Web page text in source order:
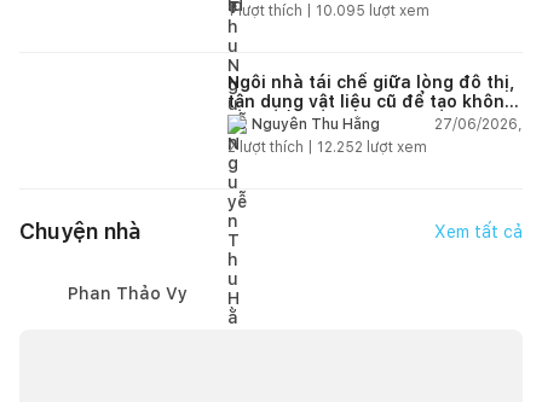
1lượt thích | 10.095 lượt xem
Ngôi nhà tái chế giữa lòng đô thị,
tận dụng vật liệu cũ để tạo không
gian sống linh hoạt
Nguyễn Thu Hằng
27/06/2026,
2lượt thích | 12.252 lượt xem
Chuyện nhà Xem tất cả
Phan Thảo Vy